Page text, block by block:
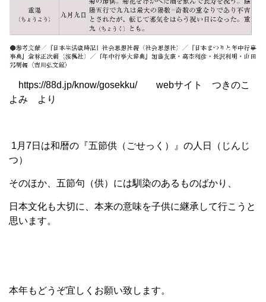
https://88d.jp/know/gosekku/ webサイト つきのこ
よみ より
1月7日は和暦の『五節供（ごせっく）』の人日（じんじ
つ）
そのほか、五節句（供）には馴染のあるものばかり、
日本文化も大切に、本来の意味を子供に継承して行こうと
思います。
本年もどうぞ宜しくお願い致します。